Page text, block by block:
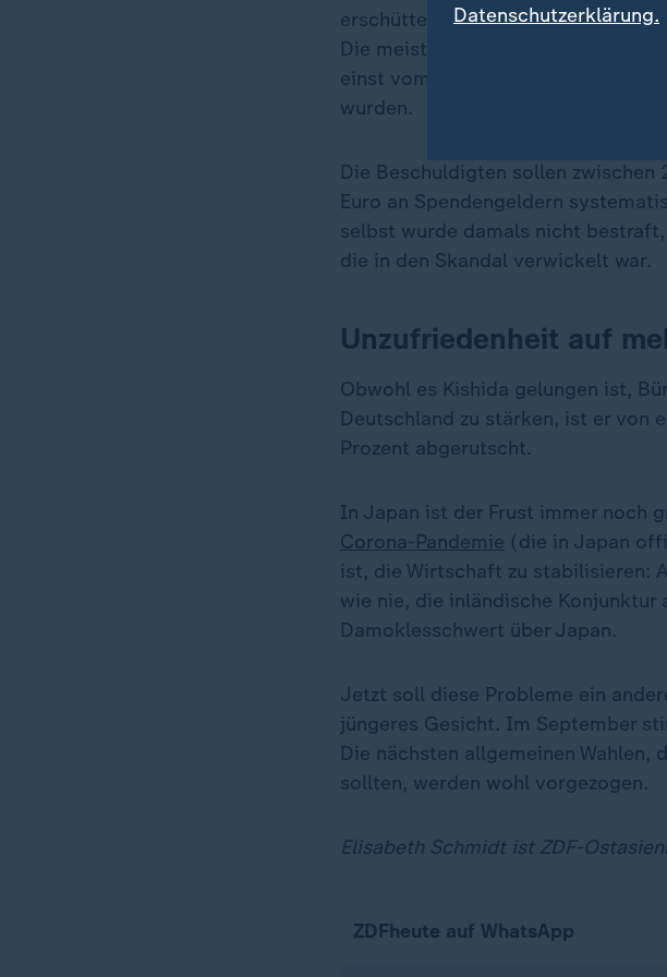
erschütterte ein
Die meisten gehörten der
einst vom nationalistischen, im
wurden.
Die Beschuldigten sollen
Euro an Spendengeldern
selbst wurde damals nicht
die in den Skandal verwickelt war.
Unzufriedenheit auf
Obwohl es Kishida gelungen ist,
Deutschland zu stärken, ist er von
Prozent abgerutscht.
In Japan ist der Frust immer noch
Corona-Pandemie (die in Japan
ist, die Wirtschaft zu stabilisieren:
wie nie, die inländische Konjunktur
Damoklesschwert über Japan.
Jetzt soll diese Probleme ein
jüngeres Gesicht. Im September
Die nächsten allgemeinen
sollten, werden wohl vorgezogen.
Elisabeth Schmidt ist ZDF-
ZDFheute auf WhatsApp
Datenschutzerklärung.